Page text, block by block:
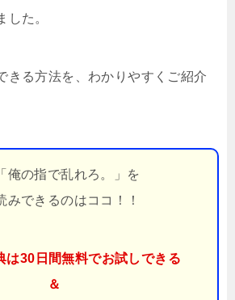
した。
きる方法を、わかりやすくご紹介
俺の指で乱れろ。」を
みできるのはココ！！
は30日間無料でお試しできる
＆